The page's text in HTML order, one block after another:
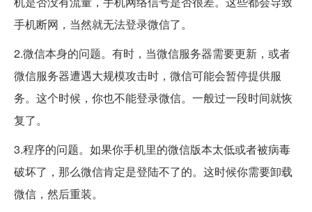
手机断网，当然就无法登录微信了。
2.微信本身的问题。有时，当微信服务器需要更新，或者
微信服务器遭遇大规模攻击时，微信可能会暂停提供服
务。这个时候，你也不能登录微信。一般过一段时间就恢
复了。
3.程序的问题。如果你手机里的微信版本太低或者被病毒
破坏了，那么微信肯定是登陆不了的。这时候你需要卸载
微信，然后重装。